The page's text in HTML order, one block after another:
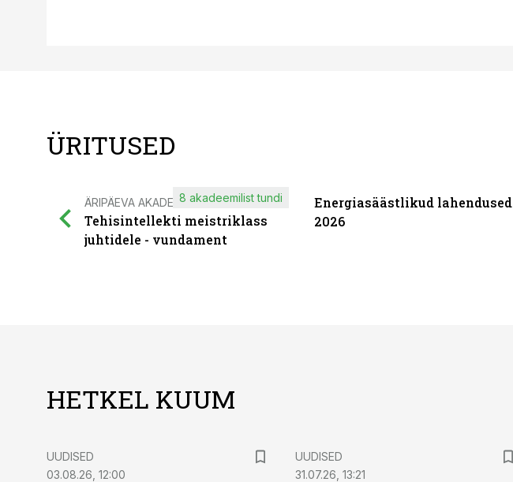
ÜRITUSED
ÄRIPÄEVA AKADEEMIA
Tehisintellekti meistriklass
juhtidele - vundament
8 akadeemilist tundi
Energiasäästlikud lahendused
2026
HETKEL KUUM
UUDISED
03.08.26, 12:00
UUDISED
31.07.26, 13:21